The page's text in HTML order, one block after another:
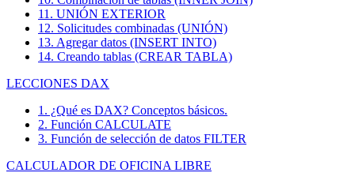
11. UNIÓN EXTERIOR
12. Solicitudes combinadas (UNIÓN)
13. Agregar datos (INSERT INTO)
14. Creando tablas (CREAR TABLA)
LECCIONES DAX
1. ¿Qué es DAX? Conceptos básicos.
2. Función CALCULATE
3. Función de selección de datos FILTER
CALCULADOR DE OFICINA LIBRE